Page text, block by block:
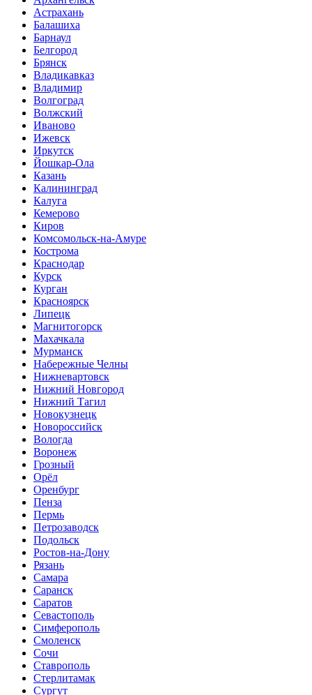
Астрахань
Балашиха
Барнаул
Белгород
Брянск
Владикавказ
Владимир
Волгоград
Волжский
Иваново
Ижевск
Иркутск
Йошкар-Ола
Казань
Калининград
Калуга
Кемерово
Киров
Комсомольск-на-Амуре
Кострома
Краснодар
Курск
Курган
Красноярск
Липецк
Магнитогорск
Махачкала
Мурманск
Набережные Челны
Нижневартовск
Нижний Новгород
Нижний Тагил
Новокузнецк
Новороссийск
Вологда
Воронеж
Грозный
Орёл
Оренбург
Пенза
Пермь
Петрозаводск
Подольск
Ростов-на-Дону
Рязань
Самара
Саранск
Саратов
Севастополь
Симферополь
Смоленск
Сочи
Ставрополь
Стерлитамак
Сургут